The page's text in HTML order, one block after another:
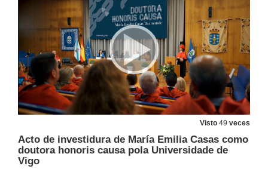
Visto 49 veces
Acto de investidura de María Emilia Casas como
doutora honoris causa pola Universidade de
Vigo